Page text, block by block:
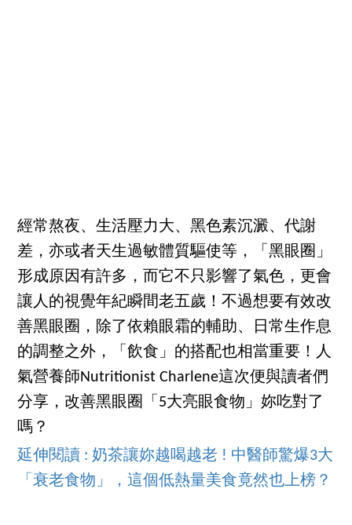
經常熬夜、生活壓力大、黑色素沉澱、代謝
差，亦或者天生過敏體質驅使等，「黑眼圈」
形成原因有許多，而它不只影響了氣色，更會
讓人的視覺年紀瞬間老五歲！不過想要有效改
善黑眼圈，除了依賴眼霜的輔助、日常生作息
的調整之外，「飲食」的搭配也相當重要！人
氣營養師Nutritionist Charlene這次便與讀者們
分享，改善黑眼圈「5大亮眼食物」妳吃對了
嗎？
延伸閱讀 : 奶茶讓妳越喝越老 ! 中醫師驚爆3大
「衰老食物」，這個低熱量美食竟然也上榜？